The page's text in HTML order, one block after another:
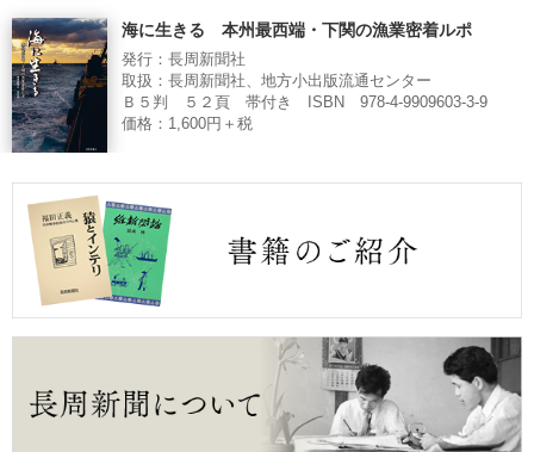
海に生きる 本州最西端・下関の漁業密着ルポ
発行：長周新聞社
取扱：長周新聞社、地方小出版流通センター
Ｂ５判 ５２頁 帯付き ISBN 978-4-9909603-3-9
価格：1,600円＋税